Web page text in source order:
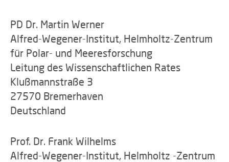
PD Dr. Martin Werner
Alfred-Wegener-Institut, Helmholtz-Zentrum
für Polar- und Meeresforschung
Leitung des Wissenschaftlichen Rates
Klußmannstraße 3
27570 Bremerhaven
Deutschland
Prof. Dr. Frank Wilhelms
Alfred-Wegener-Institut, Helmholtz -Zentrum